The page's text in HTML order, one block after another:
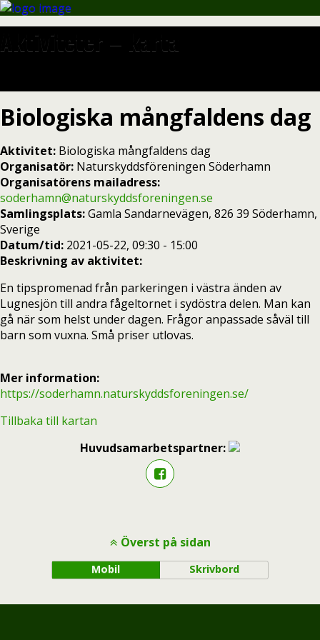
Aktiviteter – karta
Biologiska mångfaldens dag
Aktivitet: Biologiska mångfaldens dag
Organisatör: Naturskyddsföreningen Söderhamn
Organisatörens mailadress:
soderhamn@naturskyddsforeningen.se
Samlingsplats:Gamla Sandarnevägen, 826 39 Söderhamn,
Sverige
Datum/tid: 2021-05-22, 09:30 - 15:00
Beskrivning av aktivitet:
En tipspromenad från parkeringen i västra änden av
Lugnesjön till andra fågeltornet i sydöstra delen. Man kan
gå när som helst under dagen. Frågor anpassade såväl till
barn som vuxna. Små priser utlovas.
Mer information:
https://soderhamn.naturskyddsforeningen.se/
Tillbaka till kartan
Huvudsamarbetspartner:
Överst på sidan
Mobil Skrivbord